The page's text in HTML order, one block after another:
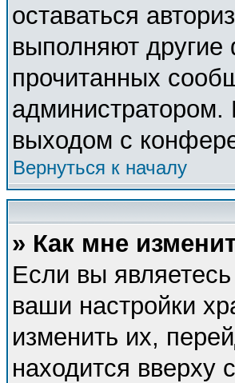
оставаться
выполняют другие
прочитанных
выходом с
Вернуться к началу
» Как мне
Если вы
ваши настройки
изменить их,
находится вверху